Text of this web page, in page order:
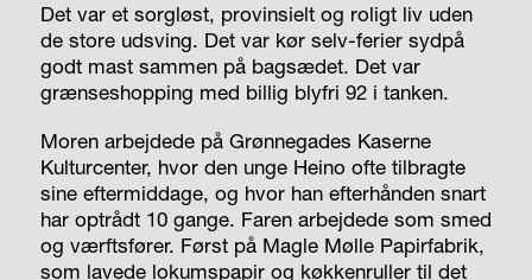
Det var et sorgløst, provinsielt og roligt liv uden
de store udsving. Det var kør selv-ferier sydpå
godt mast sammen på bagsædet. Det var
grænseshopping med billig blyfri 92 i tanken.
Moren arbejdede på Grønnegades Kaserne
Kulturcenter, hvor den unge Heino ofte tilbragte
sine eftermiddage, og hvor han efterhånden snart
har optrådt 10 gange. Faren arbejdede som smed
og værftsfører. Først på Magle Mølle Papirfabrik,
som lavede lokumspapir og køkkenruller til det